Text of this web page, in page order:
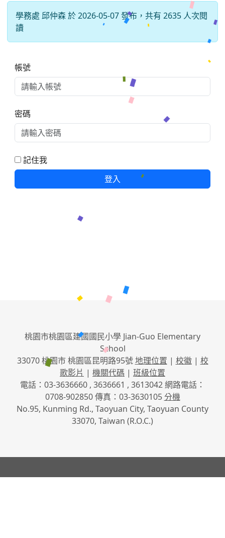
學務處 邱仲森 於 2026-05-07 發布，共有 2635 人次閱
讀
帳號
密碼
記住我
登入
桃園市桃園區建國國民小學 Jian-Guo Elementary
School
33070 桃園市 桃園區昆明路95號地理位置 | 校徽| 校
歌影片 | 機關代碼 | 班級位置
電話：03-3636660 , 3636661 , 3613042 網路電話：
0708-902850 傳真：03-3630105分機
No.95, Kunming Rd., Taoyuan City, Taoyuan County
33070, Taiwan (R.O.C.)